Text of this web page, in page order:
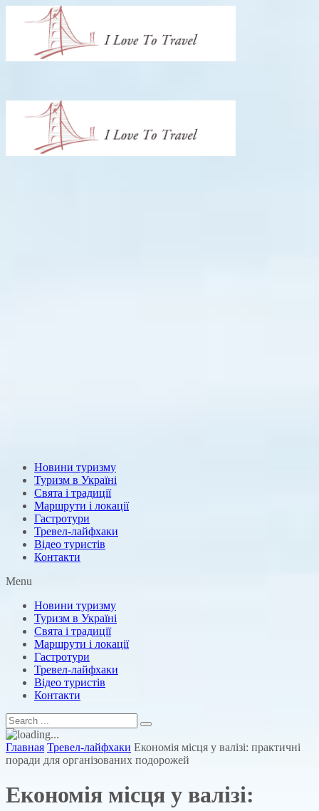
Новини туризму
Туризм в Україні
Свята і традиції
Маршрути і локації
Гастротури
Тревел-лайфхаки
Відео туристів
Контакти
Menu
Новини туризму
Туризм в Україні
Свята і традиції
Маршрути і локації
Гастротури
Тревел-лайфхаки
Відео туристів
Контакти
Главная Тревел-лайфхаки Економія місця у валізі: практичні
поради для організованих подорожей
Економія місця у валізі: